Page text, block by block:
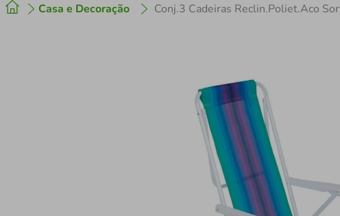
Casa e Decoração Conj.3 Cadeiras Reclin.Poliet.Aco
º cafeteira
air fryer